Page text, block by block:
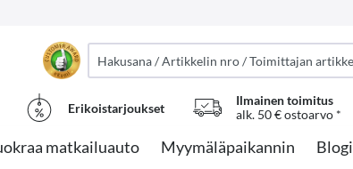
Erikoistarjoukset
Ilmainen toimitus
alk. 50 € ostoarvo *
matkailuauto Myymäläpaikannin Blogi